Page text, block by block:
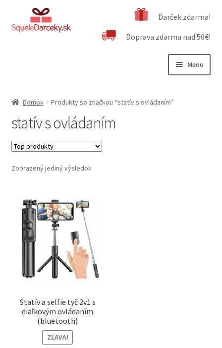
Preskočiť
na
Preskočiť
na
Darček zdarma!
Doprava zdarma nad 50€!
Menu
Dôležité informácie
Obchodné podmienky
Kontakt
Domov Produkty so značkou “statív s ovládaním”
statív s ovládaním
Zobrazený jediný výsledok
Statív a selfie tyč 2v1 s
diaľkovým ovládaním
(bluetooth)
ZĽAVA!